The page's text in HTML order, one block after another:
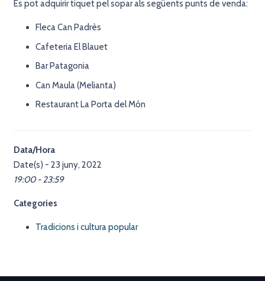
Es pot adquirir tiquet pel sopar als següents punts de venda:
Fleca Can Padrès
Cafeteria El Blauet
Bar Patagonia
Can Maula (Melianta)
Restaurant La Porta del Món
Data/Hora
Date(s) - 23 juny, 2022
19:00 - 23:59
Categories
Tradicions i cultura popular